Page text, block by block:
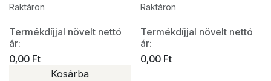
Raktáron
Termékdíjjal növelt nettó
ár:
0,00 Ft
Raktáron
Termékdíjjal növelt nettó
ár:
0,00Ft
Kosárba